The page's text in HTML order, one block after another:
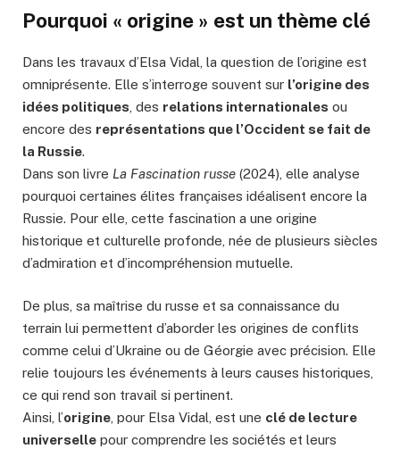
Pourquoi « origine » est un thème clé
Dans les travaux d’Elsa Vidal, la question de l’origine est
omniprésente. Elle s’interroge souvent sur l’origine des
idées politiques , des relations internationales ou
encore des représentations que l’Occident se fait de
la Russie.
Dans son livre La Fascination russe (2024), elle analyse
pourquoi certaines élites françaises idéalisent encore la
Russie. Pour elle, cette fascination a une origine
historique et culturelle profonde, née de plusieurs siècles
d’admiration et d’incompréhension mutuelle.
De plus, sa maîtrise du russe et sa connaissance du
terrain lui permettent d’aborder les origines de conflits
comme celui d’Ukraine ou de Géorgie avec précision. Elle
relie toujours les événements à leurs causes historiques,
ce qui rend son travail si pertinent.
Ainsi, l’origine , pour Elsa Vidal, est une clé de lecture
universelle pour comprendre les sociétés et leurs